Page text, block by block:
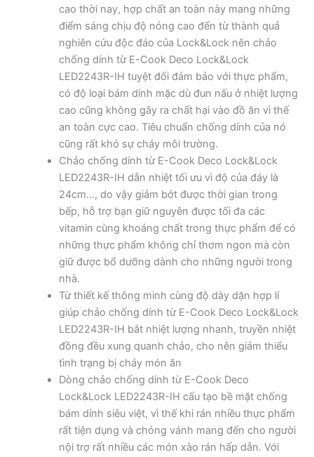
cao thời nay, hợp chất an toàn này mang những
điểm sáng chịu độ nóng cao đến từ thành quả
nghiên cứu độc đáo của Lock&Lock nên chảo
chống dính từ E-Cook Deco Lock&Lock
LED2243R-IH tuyệt đối đảm bảo với thực phẩm,
có độ loại bám dính mặc dù đun nấu ở nhiệt lượng
cao cũng không gây ra chất hại vào đồ ăn vì thế
an toàn cực cao. Tiêu chuẩn chống dính của nó
cũng rất khó sự cháy môi trường.
Chảo chống dính từ E-Cook Deco Lock&Lock
LED2243R-IH dẫn nhiệt tối ưu vì độ của đáy là
24cm…, do vậy giảm bớt được thời gian trong
bếp, hỗ trợ bạn giữ nguyên được tối đa các
vitamin cùng khoáng chất trong thực phẩm để có
những thực phẩm không chỉ thơm ngon mà còn
giữ được bổ dưỡng dành cho những người trong
nhà.
Từ thiết kế thông minh cùng độ dày dặn hợp lí
giúp chảo chống dính từ E-Cook Deco Lock&Lock
LED2243R-IH bắt nhiệt lượng nhanh, truyền nhiệt
đồng đều xung quanh chảo, cho nên giảm thiểu
tình trạng bị cháy món ăn
Dòng chảo chống dính từ E-Cook Deco
Lock&Lock LED2243R-IH cấu tạo bề mặt chống
bám dính siêu việt, vì thế khi rán nhiều thực phẩm
rất tiện dụng và chóng vánh mang đến cho người
nội trợ rất nhiều các món xào rán hấp dẫn. Với